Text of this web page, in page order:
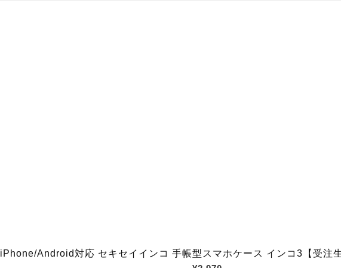
iPhone/Android対応 セキセイインコ 手帳型スマホケース インコ3【受注